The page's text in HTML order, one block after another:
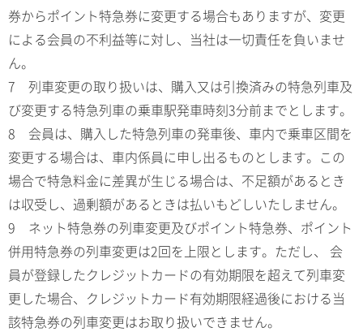
券からポイント特急券に変更する場合もありますが、変更
による会員の不利益等に対し、当社は一切責任を負いませ
ん。
7 列車変更の取り扱いは、購入又は引換済みの特急列車及
び変更する特急列車の乗車駅発車時刻3分前までとします。
8 会員は、購入した特急列車の発車後、車内で乗車区間を
変更する場合は、車内係員に申し出るものとします。この
場合で特急料金に差異が生じる場合は、不足額があるとき
は収受し、過剰額があるときは払いもどしいたしません。
9 ネット特急券の列車変更及びポイント特急券、ポイント
併用特急券の列車変更は2回を上限とします。ただし、 会
員が登録したクレジットカードの有効期限を超えて列車変
更した場合、クレジットカード有効期限経過後における当
該特急券の列車変更はお取り扱いできません。